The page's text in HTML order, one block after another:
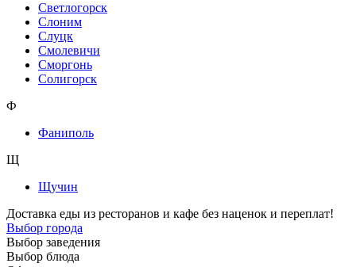
Светлогорск
Слоним
Слуцк
Смолевичи
Сморгонь
Солигорск
Ф
Фаниполь
Щ
Щучин
Доставка еды из ресторанов и кафе без наценок и переплат!
Выбор города
Выбор заведения
Выбор блюда